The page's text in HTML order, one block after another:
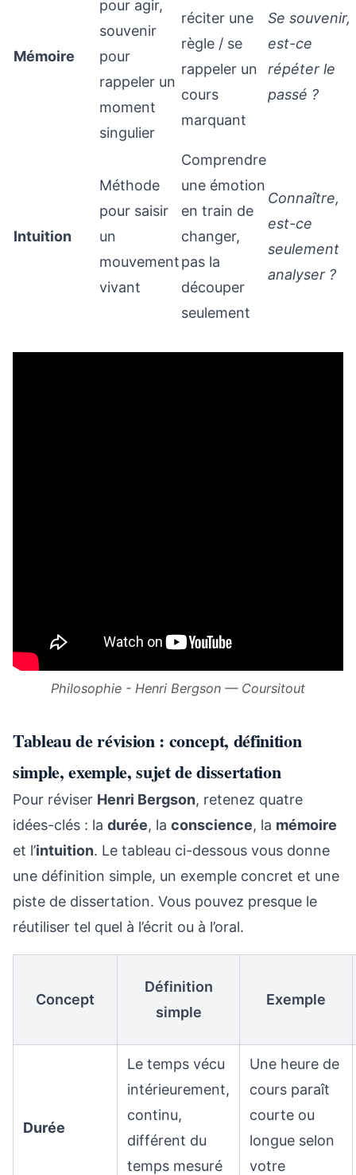
Mémoire
pour agir,
souvenir
pour
rappeler un
moment
singulier
réciter une
règle / se
rappeler un
cours
marquant
Se souvenir,
est-ce
répéter le
passé ?
Intuition
Méthode
pour saisir
un
mouvement
vivant
Comprendre
une émotion
en train de
changer,
pas la
découper
seulement
Connaître,
est-ce
seulement
analyser ?
Philosophie - Henri Bergson — Coursitout
Tableau de révision : concept, définition
simple, exemple, sujet de dissertation
Pour réviser Henri Bergson, retenez quatre
idées-clés : la durée, la conscience, la mémoire
et l’intuition. Le tableau ci-dessous vous donne
une définition simple, un exemple concret et une
piste de dissertation. Vous pouvez presque le
réutiliser tel quel à l’écrit ou à l’oral.
Concept
Définition
simple
Exemple
Durée
Le temps vécu
intérieurement,
continu,
différent du
temps mesuré
Une heure de
cours paraît
courte ou
longue selon
votre